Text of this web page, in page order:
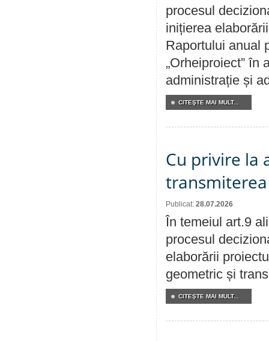
procesul
inițierea
Raportului anual
„Orheiproiect” în
administrație și
CITEŞTE MAI MULT...
Cu privire la
Publicat: 28.07.2026
În temeiul art.9
procesul
elaborării
geometric și
CITEŞTE MAI MULT...